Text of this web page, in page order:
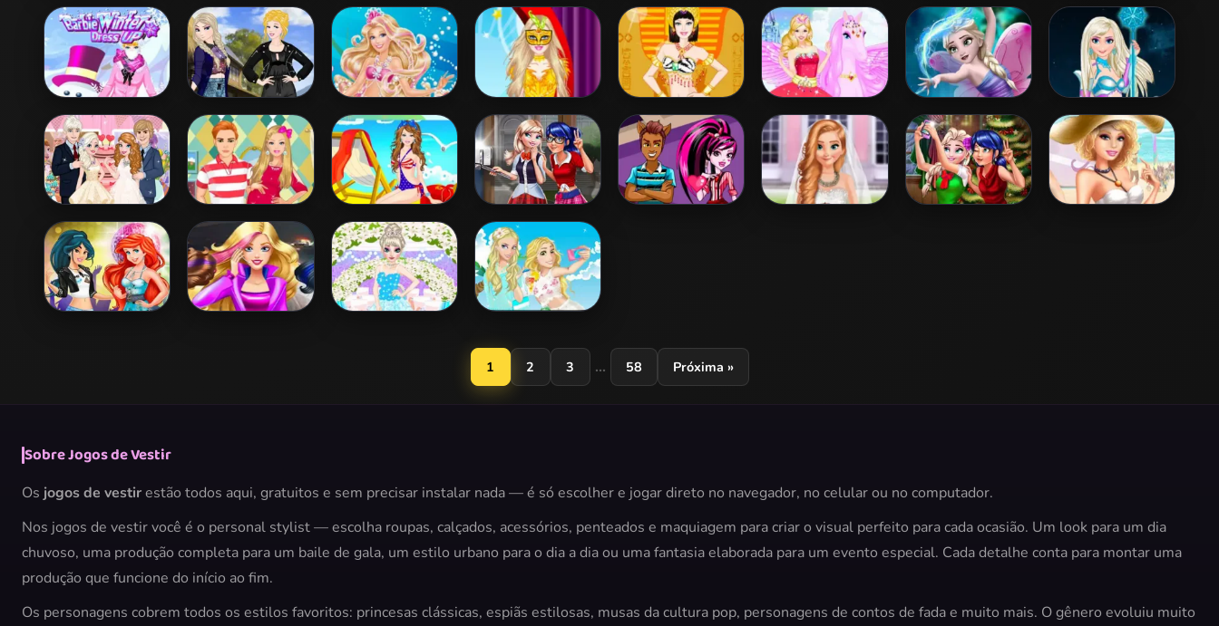
Ladybug Sauna
Realife
Barbie Love
Dress Up
Draculaura
Princess Dress
Up
Princess Vs
Monster
Supermodel
Battle
Disney Princess
Fashion Prom
Princesses Sporty
& Funky Day
Barbara Spy
Squad Dress up
Barbie Bride
Dress Up
Barbie Winter
Dress Up
Princess
Coachella Style
Dress 2
Barbie The Pearl
Princess Dress
Up
Barbie
Masquerade
Dress Up
Barbie Egyptian
Princess Dress
Up
Barbie And The
Pegasus
Elsa Fairy Tale Disney Super
Princess 2
Elsa And Anna
Wedding Party
Barbie Fashion
Mommy Dress
Barbie Colorful
Swimsuits Dress
Up
Ladybug Elsa
College Fashion
Beach Fashion 2
1
2 3 ... 58 Próxima »
Sobre Jogos de Vestir
Os jogos de vestirestão todos aqui, gratuitos e sem precisar instalar nada — é só escolher e jogar direto no navegador, no celular ou no computador.
Nos jogos de vestir você é o personal stylist — escolha roupas, calçados, acessórios, penteados e maquiagem para criar o visual perfeito para cada ocasião. Um look para um dia
chuvoso, uma produção completa para um baile de gala, um estilo urbano para o dia a dia ou uma fantasia elaborada para um evento especial. Cada detalhe conta para montar uma
produção que funcione do início ao fim.
Os personagens cobrem todos os estilos favoritos: princesas clássicas, espiãs estilosas, musas da cultura pop, personagens de contos de fada e muito mais. O gênero evoluiu muito